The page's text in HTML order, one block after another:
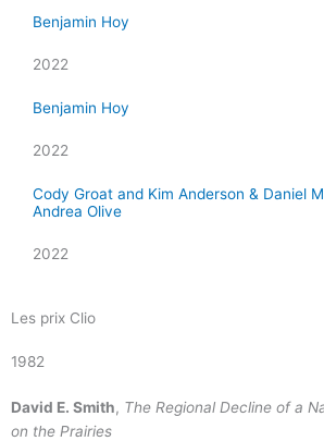
Benjamin Hoy
2022
Benjamin Hoy
2022
Cody Groat and Kim Anderson & Daniel
Andrea Olive
2022
Les prix Clio
1982
David E. Smith, The Regional Decline of a
on the Prairies